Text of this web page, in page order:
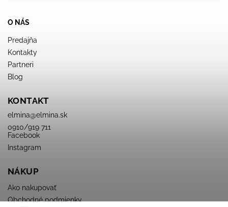
O NÁS
Predajňa
Kontakty
Partneri
Blog
KONTAKT
elmina@elmina.sk
0910/919 711
Facebook
Instagram
NÁKUP
Ako nakupovať
Obchodné podmienky